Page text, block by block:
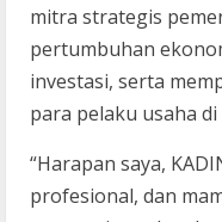
mitra strategis
pertumbuhan
investasi, serta
para pelaku usaha
“Harapan saya,
profesional, dan